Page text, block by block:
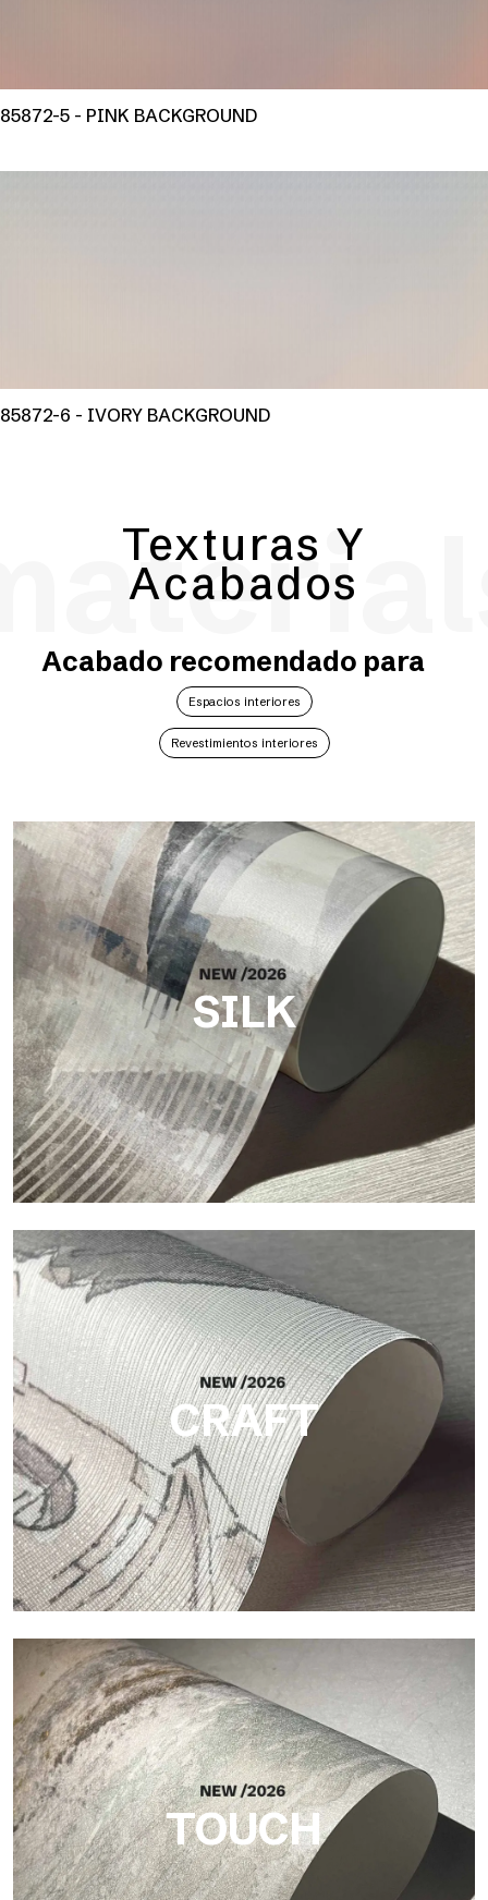
85872-5 - PINK BACKGROUND
85872-6 - IVORY BACKGROUND
Texturas Y
Acabados
Acabado recomendado para
Espacios interiores
Revestimientos interiores
SILK
Silk
Acabado luminoso y elegante, con una sutil trama vertical que
refleja la luz y aporta profundidad a la superficie.
CRAFT
Craft
Acabado inspirado en las fibras naturales, con un relieve
esencial que aporta equilibrio, profundidad y una materialidad
elegante a la superficie.
TOUCH